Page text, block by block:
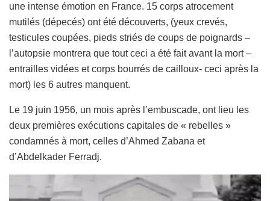
une intense émotion en France. 15 corps atrocement
mutilés (dépecés) ont été découverts, (yeux crevés,
testicules coupées, pieds striés de coups de poignards –
l’autopsie montrera que tout ceci a été fait avant la mort –
entrailles vidées et corps bourrés de cailloux- ceci après la
mort) les 6 autres manquent.
Le 19 juin 1956, un mois après l’embuscade, ont lieu les
deux premières exécutions capitales de « rebelles »
condamnés à mort, celles d’Ahmed Zabana et
d’Abdelkader Ferradj.